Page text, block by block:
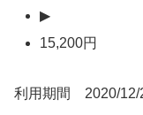
▶
15,200円
利用期間 2020/12/